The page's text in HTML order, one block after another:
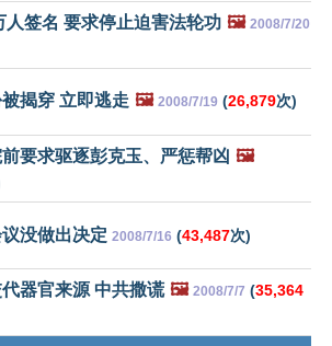
人签名 要求停止迫害法轮功 🖼️ 2008/7/20
揭穿 立即逃走 🖼️ 2008/7/19 (26,879次)
要求驱逐彭克玉、严惩帮凶 🖼️
没做出决定 2008/7/16 (43,487次)
器官来源 中共撒谎 🖼️ 2008/7/7 (35,364